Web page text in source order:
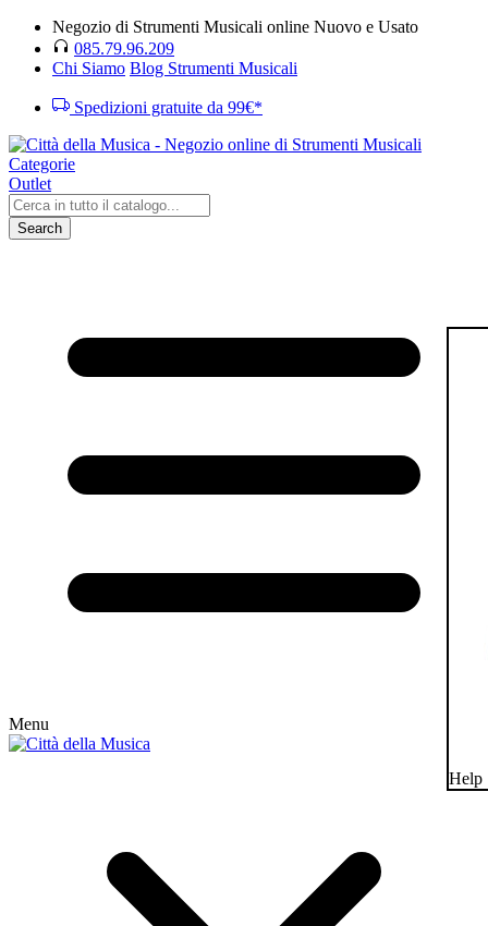
Negozio di Strumenti Musicali online Nuovo e Usato
085.79.96.209
Chi Siamo Blog Strumenti Musicali
Spedizioni gratuite da 99€*
Categorie
Outlet
Search
Menu
Help